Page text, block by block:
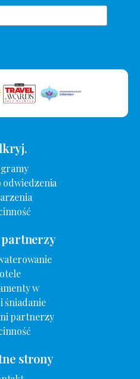
odwiedzenia
w
śniadanie
partnerzy
strony